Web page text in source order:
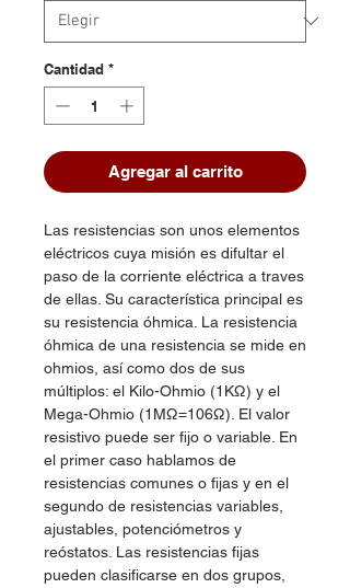
Cantidad *
Agregar al carrito
Las resistencias son unos elementos
eléctricos cuya misión es difultar el
paso de la corriente eléctrica a traves
de ellas. Su característica principal es
su resistencia óhmica. La resistencia
óhmica de una resistencia se mide en
ohmios, así como dos de sus
múltiplos: el Kilo-Ohmio (1KΩ) y el
Mega-Ohmio (1MΩ=106Ω). El valor
resistivo puede ser fijo o variable. En
el primer caso hablamos de
resistencias comunes o fijas y en el
segundo de resistencias variables,
ajustables, potenciómetros y
reóstatos. Las resistencias fijas
pueden clasificarse en dos grupos,